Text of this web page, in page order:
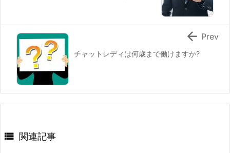
チャットレディは何歳まで働けますか?
 Prev
 関連記事